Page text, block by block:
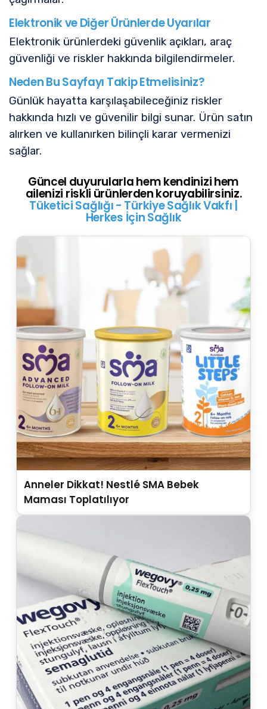
Elektronik ve Diğer Ürünlerde Uyarılar
Elektronik ürünlerdeki güvenlik açıkları, araç
güvenliği ve riskler hakkında bilgilendirmeler.
Neden Bu Sayfayı Takip Etmelisiniz?
Günlük hayatta karşılaşabileceğiniz riskler
hakkında hızlı ve güvenilir bilgi sunar. Ürün satın
alırken ve kullanırken bilinçli karar vermenizi
sağlar.
Güncel duyurularla hem kendinizi hem
ailenizi riskli ürünlerden koruyabilirsiniz.
Tüketici Sağlığı - Türkiye Sağlık Vakfı |
Herkes İçin Sağlık
Anneler Dikkat! Nestlé SMA Bebek
Maması Toplatılıyor